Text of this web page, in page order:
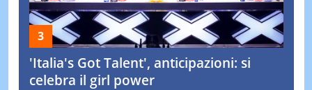
'Italia's Got Talent', anticipazioni: si
celebra il girl power